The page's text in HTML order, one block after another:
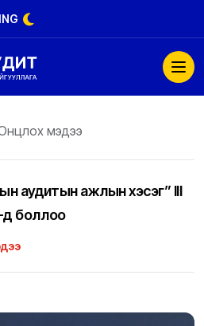
мэдээ
аудитын ажлын хэсэг” III
д боллоо